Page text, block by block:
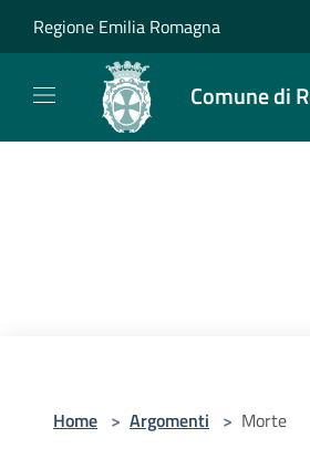
Regione Emilia Romagna
Comune di
Home > Argomenti > Morte